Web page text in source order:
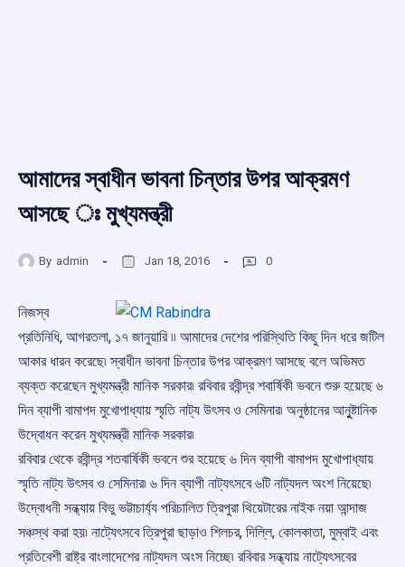
আমাদের স্বাধীন ভাবনা চিন্তার উপর আক্রমণ
আসছে ঃ মুখ্যমন্ত্রী
By admin Jan 18, 2016 0
নিজস্ব
প্রতিনিধি, আগরতলা, ১৭ জানুয়ারি ৷৷ আমাদের দেশের পরিস্থিতি কিছু দিন ধরে জটিল
আকার ধারন করেছে৷ স্বাধীন ভাবনা চিন্তার উপর আক্রমণ আসছে বলে অভিমত
ব্যক্ত করেছেন মুখ্যমন্ত্রী মানিক সরকার৷ রবিবার রবীন্দ্র শবার্ষিকী ভবনে শুরু হয়েছে ৬
দিন ব্যাপী বামাপদ মুখোপাধ্যায় স্মৃতি নাট্য উৎসব ও সেমিনার৷ অনুষ্ঠানের আনুুষ্টানিক
উদ্বোধন করেন মুখ্যমন্ত্রী মানিক সরকার৷
রবিবার থেকে রবীন্দ্র শতবার্ষিকী ভবনে শুর হয়েছে ৬ দিন ব্যাপী বামাপদ মুখোপাধ্যায়
স্মৃতি নাট্য উৎসব ও সেমিনার৷ ৬ দিন ব্যাপী নাট্যৎসবে ৬টি নাট্যদল অংশ নিয়েছে৷
উদ্বোধনী সন্ধ্যায় বিভু ভট্টাচার্য্য পরিচালিত ত্রিপুরা থিয়েটারের নাইক নয়া আন্দাজ
সঞ্চস্থ করা হয়৷ নাট্যেৎসবে ত্রিপুরা ছাড়াও শিলচর, দিল্লি, কোলকাতা, মুম্বাই এবং
প্রতিবেশী রাষ্ট্র বাংলাদেশের নাট্যদল অংস নিচ্ছে৷ রবিবার সন্ধ্যায় নাট্যেৎসবের